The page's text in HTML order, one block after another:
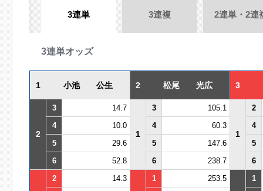
3連単 3連複 2連単・2連
3連単オッズ
1 小池 公生 2 松尾 光広 3
2
3 14.7
1
3 105.1
1
2
4
10.0 4 60.3
4
5
29.6 5 147.6
5
6
52.8 6 238.7 6
2 14.3 1 253.5
1